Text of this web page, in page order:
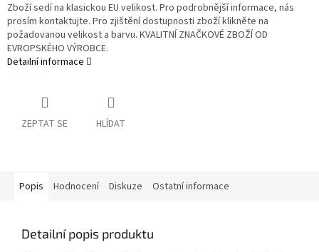
Zboží sedí na klasickou EU velikost. Pro podrobnější informace, nás
prosím kontaktujte. Pro zjištění dostupnosti zboží klikněte na
požadovanou velikost a barvu. KVALITNÍ ZNAČKOVÉ ZBOŽÍ OD
EVROPSKÉHO VÝROBCE.
Detailní informace
ZEPTAT SE HLÍDAT
Popis Hodnocení Diskuze Ostatní informace
Detailní popis produktu